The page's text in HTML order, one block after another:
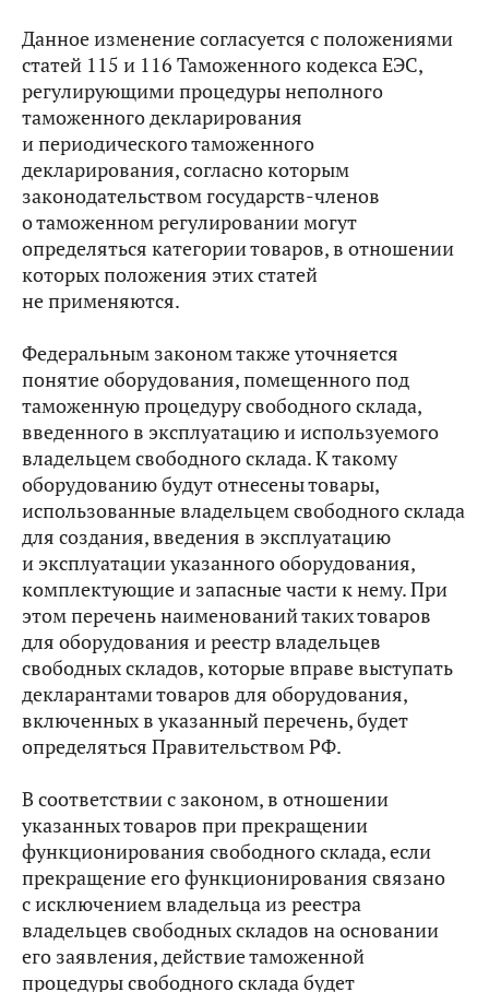
Данное изменение согласуется с положениями
статей 115 и 116 Таможенного кодекса ЕЭС,
регулирующими процедуры неполного
таможенного декларирования
и периодического таможенного
декларирования, согласно которым
законодательством государств-членов
о таможенном регулировании могут
определяться категории товаров, в отношении
которых положения этих статей
не применяются.
Федеральным законом также уточняется
понятие оборудования, помещенного под
таможенную процедуру свободного склада,
введенного в эксплуатацию и используемого
владельцем свободного склада. К такому
оборудованию будут отнесены товары,
использованные владельцем свободного склада
для создания, введения в эксплуатацию
и эксплуатации указанного оборудования,
комплектующие и запасные части к нему. При
этом перечень наименований таких товаров
для оборудования и реестр владельцев
свободных складов, которые вправе выступать
декларантами товаров для оборудования,
включенных в указанный перечень, будет
определяться Правительством РФ.
В соответствии с законом, в отношении
указанных товаров при прекращении
функционирования свободного склада, если
прекращение его функционирования связано
с исключением владельца из реестра
владельцев свободных складов на основании
его заявления, действие таможенной
процедуры свободного склада будет